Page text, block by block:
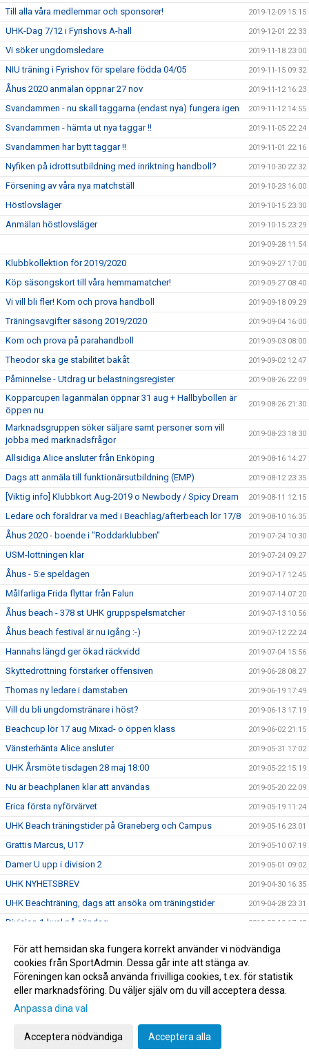
Till alla våra medlemmar och sponsorer! 2019-12-09 15:15
UHK-Dag 7/12 i Fyrishovs A-hall 2019-12-01 22:33
Vi söker ungdomsledare 2019-11-18 23:00
NIU träning i Fyrishov för spelare födda 04/05 2019-11-15 09:32
Åhus 2020 anmälan öppnar 27 nov 2019-11-12 16:23
Svandammen - nu skall taggarna (endast nya) fungera igen 2019-11-12 14:55
Svandammen - hämta ut nya taggar !! 2019-11-05 22:24
Svandammen har bytt taggar !! 2019-11-01 22:16
Nyfiken på idrottsutbildning med inriktning handboll? 2019-10-30 22:32
Försening av våra nya matchställ 2019-10-23 16:00
Höstlovsläger 2019-10-15 23:30
Anmälan höstlovsläger 2019-10-15 23:29
2019-09-28 11:54
Klubbkollektion för 2019/2020 2019-09-27 17:00
Köp säsongskort till våra hemmamatcher! 2019-09-27 08:40
Vi vill bli fler! Kom och prova handboll 2019-09-18 09:29
Träningsavgifter säsong 2019/2020 2019-09-04 16:00
Kom och prova på parahandboll 2019-09-03 08:00
Theodor ska ge stabilitet bakåt 2019-09-02 12:47
Påminnelse - Utdrag ur belastningsregister 2019-08-26 22:09
Kopparcupen laganmälan öppnar 31 aug + Hallbybollen är
öppen nu
2019-08-26 21:30
Marknadsgruppen söker säljare samt personer som vill
jobba med marknadsfrågor
2019-08-23 18:30
Allsidiga Alice ansluter från Enköping 2019-08-16 14:27
Dags att anmäla till funktionärsutbildning (EMP) 2019-08-12 23:35
[Viktig info] Klubbkort Aug-2019 o Newbody / Spicy Dream 2019-08-11 12:15
Ledare och föräldrar va med i Beachlag/afterbeach lör 17/8 2019-08-10 16:35
Åhus 2020 - boende i "Roddarklubben" 2019-07-24 10:30
USM-lottningen klar 2019-07-24 09:27
Åhus - 5:e speldagen 2019-07-17 12:45
Målfarliga Frida flyttar från Falun 2019-07-14 07:20
Åhus beach - 378 st UHK gruppspelsmatcher 2019-07-13 10:56
Åhus beach festival är nu igång :-) 2019-07-12 22:24
Hannahs längd ger ökad räckvidd 2019-07-04 15:56
Skyttedrottning förstärker offensiven 2019-06-28 08:27
Thomas ny ledare i damstaben 2019-06-19 17:49
Vill du bli ungdomstränare i höst? 2019-06-13 17:19
Beachcup lör 17 aug Mixad- o öppen klass 2019-06-02 21:15
Vänsterhänta Alice ansluter 2019-05-31 17:02
UHK Årsmöte tisdagen 28 maj 18:00 2019-05-22 15:19
Nu är beachplanen klar att användas 2019-05-20 22:09
Erica första nyförvärvet 2019-05-19 11:24
UHK Beach träningstider på Graneberg och Campus 2019-05-16 23:01
Grattis Marcus, U17 2019-05-10 07:19
Damer U upp i division 2 2019-05-01 09:02
UHK NYHETSBREV 2019-04-30 16:35
UHK Beachträning, dags att ansöka om träningstider 2019-04-28 23:31
Division 1-kval på söndag 2019-03-19 17:43
UHK sommarjobb, födda -01/-02/-03!
UHK Beachläger information, veckorna klara ! 2019-03-04 17:06
Arbetsgrupp för säkerställa nästa säsongs senior- och
För att hemsidan ska fungera korrekt använder vi nödvändiga
cookies från SportAdmin. Dessa går inte att stänga av.
Föreningen kan också använda frivilliga cookies, t.ex. för statistik
eller marknadsföring. Du väljer själv om du vill acceptera dessa.
Anpassa dina val
Acceptera nödvändiga Acceptera alla